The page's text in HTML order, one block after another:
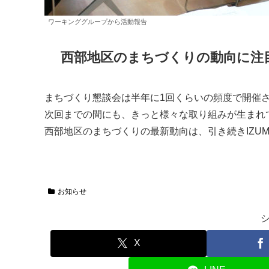
ワーキンググループから活動報告
西部地区のまちづくりの動向に注
まちづくり懇談会は半年に1回くらいの頻度で開催
次回までの間にも、きっと様々な取り組みが生ま
西部地区のまちづくりの最新動向は、引き続き
お知らせ
X